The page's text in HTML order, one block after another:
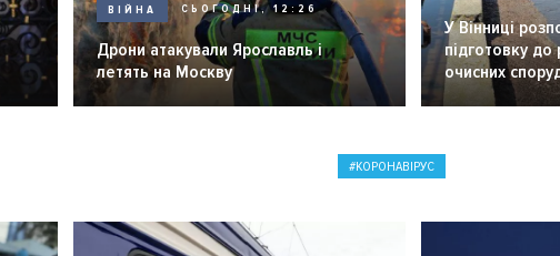
ВІЙНА СЬОГОДНІ, 12:26
Дрони атакували Ярославль і
летять на Москву
У Вінниці
підготовку до
очисних
мер Вінниці.
КОРОНАВІРУС